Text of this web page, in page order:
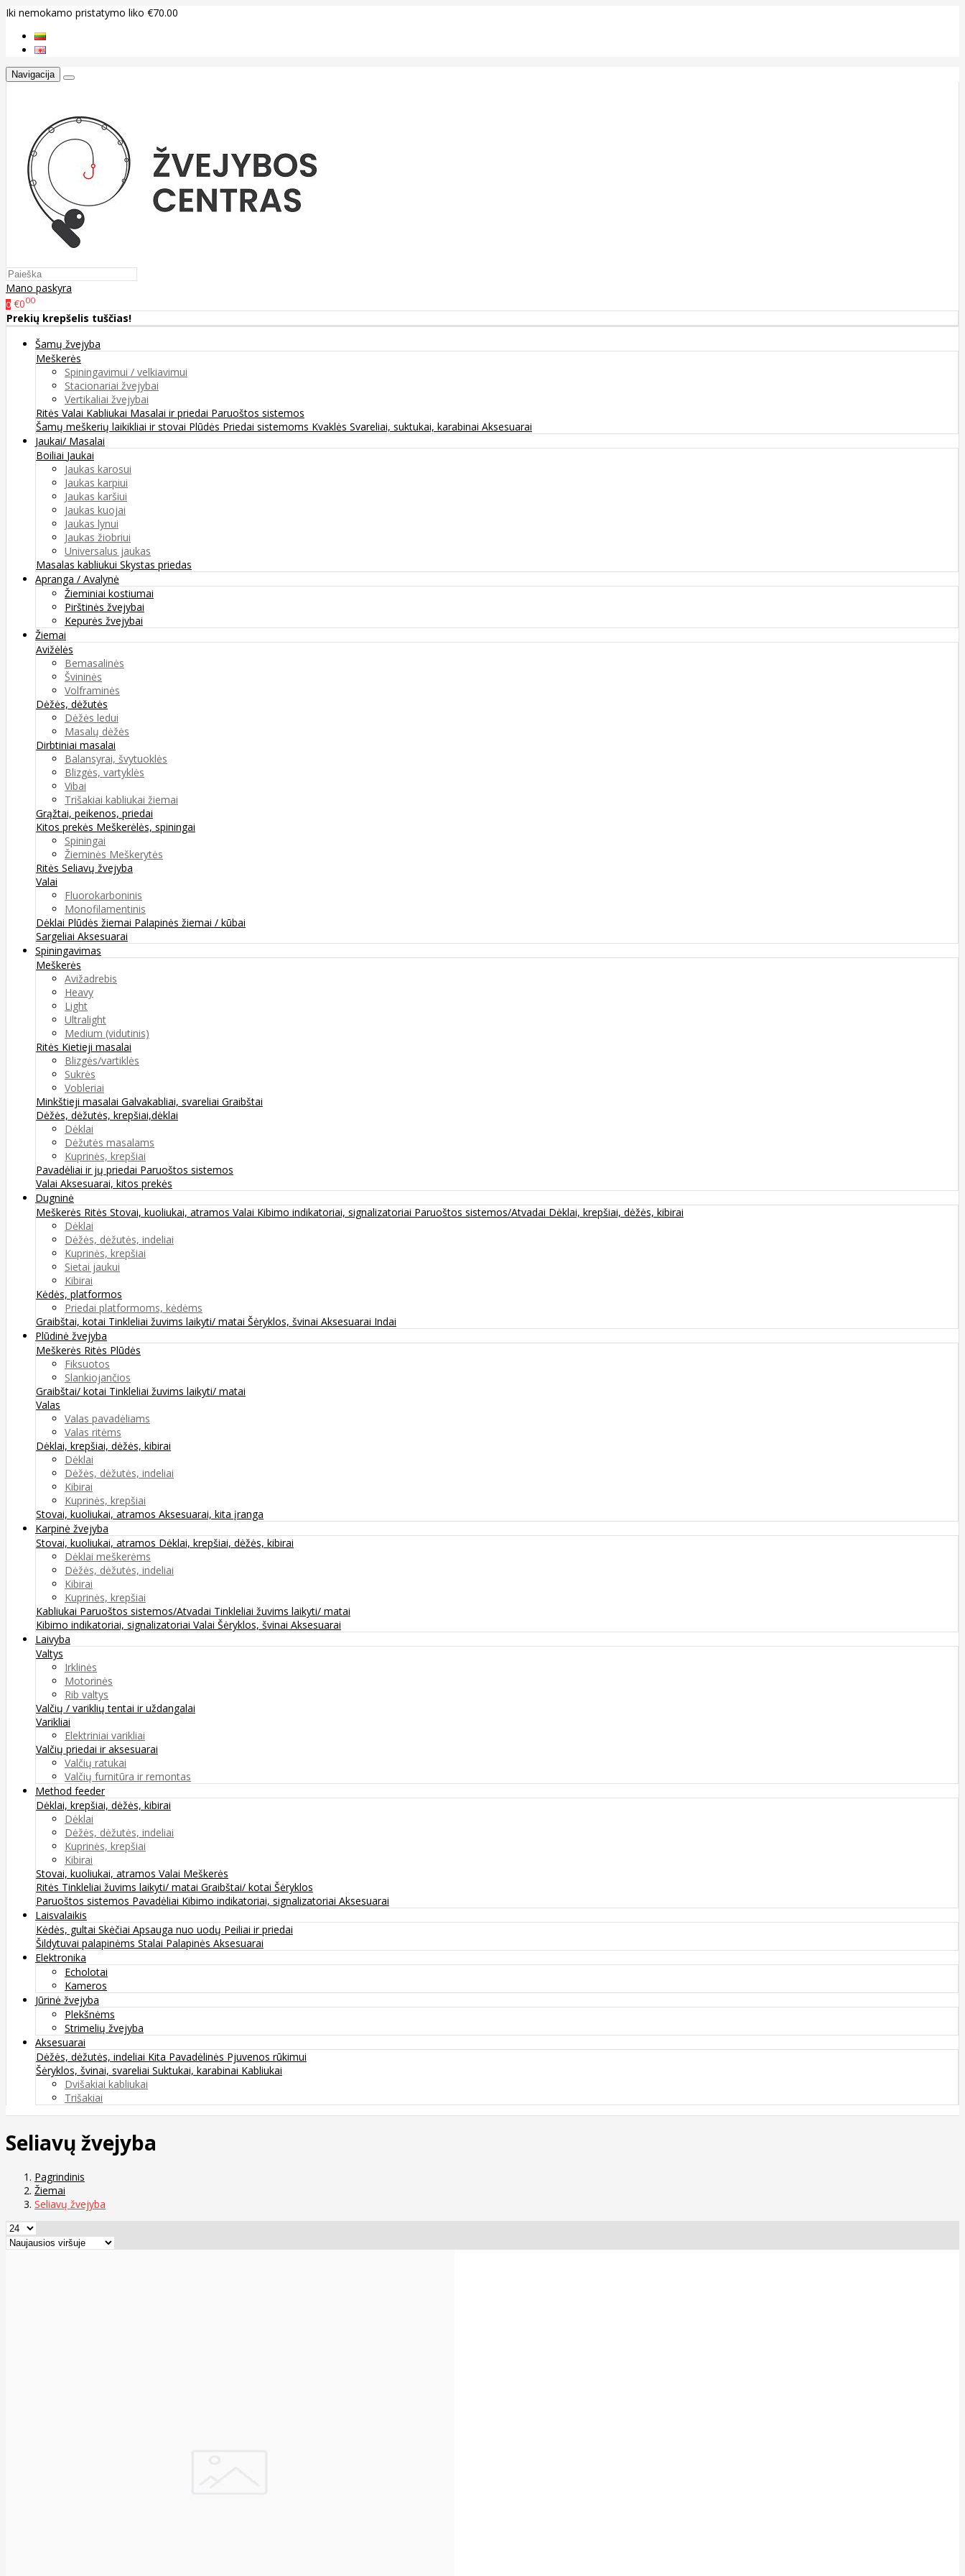
Iki nemokamo pristatymo liko €70.00
Navigacija
Mano paskyra
0 €000
Prekių krepšelis tuščias!
Šamų žvejyba
Meškerės
Spiningavimui / velkiavimui
Stacionariai žvejybai
Vertikaliai žvejybai
Ritės Valai Kabliukai Masalai ir priedai Paruoštos sistemos
Šamų meškerių laikikliai ir stovai Plūdės Priedai sistemoms Kvaklės Svareliai, suktukai, karabinai Aksesuarai
Jaukai/ Masalai
Boiliai Jaukai
Jaukas karosui
Jaukas karpiui
Jaukas karšiui
Jaukas kuojai
Jaukas lynui
Jaukas žiobriui
Universalus jaukas
Masalas kabliukui Skystas priedas
Apranga / Avalynė
Žieminiai kostiumai
Pirštinės žvejybai
Kepurės žvejybai
Žiemai
Avižėlės
Bemasalinės
Švininės
Volframinės
Dėžės, dėžutės
Dėžės ledui
Masalų dėžės
Dirbtiniai masalai
Balansyrai, švytuoklės
Blizgės, vartyklės
Vibai
Trišakiai kabliukai žiemai
Grąžtai, peikenos, priedai
Kitos prekės Meškerėlės, spiningai
Spiningai
Žieminės Meškerytės
Ritės Seliavų žvejyba
Valai
Fluorokarboninis
Monofilamentinis
Dėklai Plūdės žiemai Palapinės žiemai / kūbai
Sargeliai Aksesuarai
Spiningavimas
Meškerės
Avižadrebis
Heavy
Light
Ultralight
Medium (vidutinis)
Ritės Kietieji masalai
Blizgės/vartiklės
Sukrės
Vobleriai
Minkštieji masalai Galvakabliai, svareliai Graibštai
Dėžės, dėžutės, krepšiai,dėklai
Dėklai
Dėžutės masalams
Kuprinės, krepšiai
Pavadėliai ir jų priedai Paruoštos sistemos
Valai Aksesuarai, kitos prekės
Dugninė
Meškerės Ritės Stovai, kuoliukai, atramos Valai Kibimo indikatoriai, signalizatoriai Paruoštos sistemos/Atvadai Dėklai, krepšiai, dėžės, kibirai
Dėklai
Dėžės, dėžutės, indeliai
Kuprinės, krepšiai
Sietai jaukui
Kibirai
Kėdės, platformos
Priedai platformoms, kėdėms
Graibštai, kotai Tinkleliai žuvims laikyti/ matai Šėryklos, švinai Aksesuarai Indai
Plūdinė žvejyba
Meškerės Ritės Plūdės
Fiksuotos
Slankiojančios
Graibštai/ kotai Tinkleliai žuvims laikyti/ matai
Valas
Valas pavadėliams
Valas ritėms
Dėklai, krepšiai, dėžės, kibirai
Dėklai
Dėžės, dėžutės, indeliai
Kibirai
Kuprinės, krepšiai
Stovai, kuoliukai, atramos Aksesuarai, kita įranga
Karpinė žvejyba
Stovai, kuoliukai, atramos Dėklai, krepšiai, dėžės, kibirai
Dėklai meškerėms
Dėžės, dėžutės, indeliai
Kibirai
Kuprinės, krepšiai
Kabliukai Paruoštos sistemos/Atvadai Tinkleliai žuvims laikyti/ matai
Kibimo indikatoriai, signalizatoriai Valai Šėryklos, švinai Aksesuarai
Laivyba
Valtys
Irklinės
Motorinės
Rib valtys
Valčių / variklių tentai ir uždangalai
Varikliai
Elektriniai varikliai
Valčių priedai ir aksesuarai
Valčių ratukai
Valčių furnitūra ir remontas
Method feeder
Dėklai, krepšiai, dėžės, kibirai
Dėklai
Dėžės, dėžutės, indeliai
Kuprinės, krepšiai
Kibirai
Stovai, kuoliukai, atramos Valai Meškerės
Ritės Tinkleliai žuvims laikyti/ matai Graibštai/ kotai Šėryklos
Paruoštos sistemos Pavadėliai Kibimo indikatoriai, signalizatoriai Aksesuarai
Laisvalaikis
Kėdės, gultai Skėčiai Apsauga nuo uodų Peiliai ir priedai
Šildytuvai palapinėms Stalai Palapinės Aksesuarai
Elektronika
Echolotai
Kameros
Jūrinė žvejyba
Plekšnėms
Strimelių žvejyba
Aksesuarai
Dėžės, dėžutės, indeliai Kita Pavadėlinės Pjuvenos rūkimui
Šėryklos, švinai, svareliai Suktukai, karabinai Kabliukai
Dvišakiai kabliukai
Trišakiai
Seliavų žvejyba
Pagrindinis
Žiemai
Seliavų žvejyba